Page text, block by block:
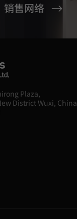
销售网络
Plaza,
District Wuxi, China